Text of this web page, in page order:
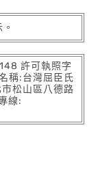
許可執照字
稱:台灣屈臣氏
松山區八德路
線: